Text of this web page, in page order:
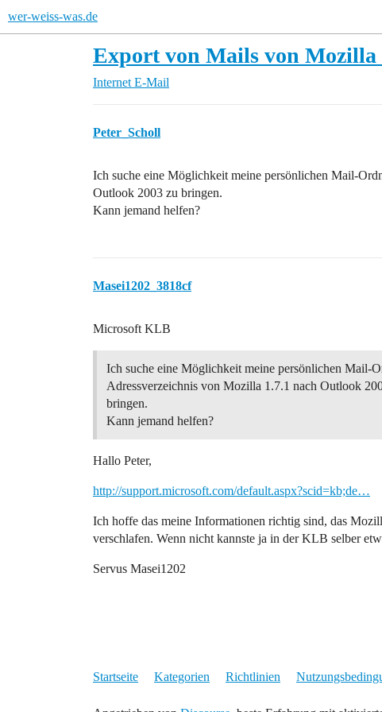
wer-weiss-was.de
Export von Mails von Mozilla
Internet E-Mail
Peter_Scholl
Ich suche eine Möglichkeit meine persönlichen Mail-
Outlook 2003 zu bringen.
Kann jemand helfen?
Masei1202_3818cf
Microsoft KLB
Ich suche eine Möglichkeit meine persönlichen Mail-
Adressverzeichnis von Mozilla 1.7.1 nach Outlook
bringen.
Kann jemand helfen?
Hallo Peter,
http://support.microsoft.com/default.aspx?scid=kb;de…
Ich hoffe das meine Informationen richtig sind, das
verschlafen. Wenn nicht kannste ja in der KLB selber
Servus Masei1202
Startseite Kategorien Richtlinien